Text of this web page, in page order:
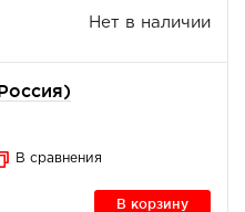
Нет в наличии
В сравнения
В корзину